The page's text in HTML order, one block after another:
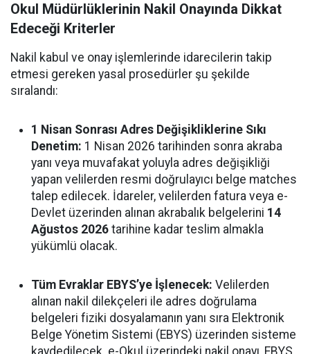
Okul Müdürlüklerinin Nakil Onayında Dikkat
Edeceği Kriterler
Nakil kabul ve onay işlemlerinde idarecilerin takip
etmesi gereken yasal prosedürler şu şekilde
sıralandı:
1 Nisan Sonrası Adres Değişikliklerine Sıkı
Denetim: 1 Nisan 2026 tarihinden sonra akraba
yanı veya muvafakat yoluyla adres değişikliği
yapan velilerden resmi doğrulayıcı belge matches
talep edilecek. İdareler, velilerden fatura veya e-
Devlet üzerinden alınan akrabalık belgelerini 14
Ağustos 2026 tarihine kadar teslim almakla
yükümlü olacak.
Tüm Evraklar EBYS’ye İşlenecek: Velilerden
alınan nakil dilekçeleri ile adres doğrulama
belgeleri fiziki dosyalamanın yanı sıra Elektronik
Belge Yönetim Sistemi (EBYS) üzerinden sisteme
kaydedilecek. e-Okul üzerindeki nakil onayı, EBYS